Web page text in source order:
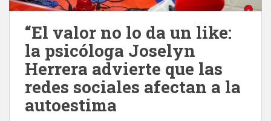
“El valor no lo da un like:
la psicóloga Joselyn
Herrera advierte que las
redes sociales afectan a la
autoestima